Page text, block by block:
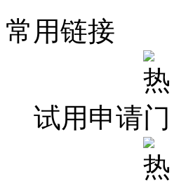
常用链接
试用申请